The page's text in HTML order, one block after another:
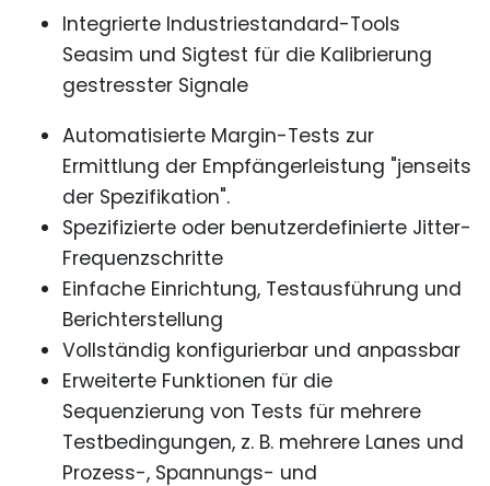
Integrierte Industriestandard-Tools
Seasim und Sigtest für die Kalibrierung
gestresster Signale
Automatisierte Margin-Tests zur
Ermittlung der Empfängerleistung "jenseits
der Spezifikation".
Spezifizierte oder benutzerdefinierte Jitter-
Frequenzschritte
Einfache Einrichtung, Testausführung und
Berichterstellung
Vollständig konfigurierbar und anpassbar
Erweiterte Funktionen für die
Sequenzierung von Tests für mehrere
Testbedingungen, z. B. mehrere Lanes und
Prozess-, Spannungs- und